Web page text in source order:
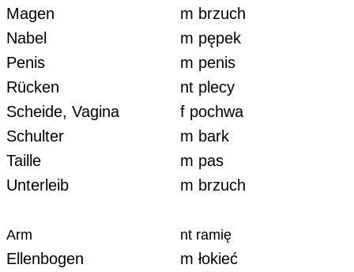
Magen
m brzuch
Nabel
m pępek
Penis
m penis
Rücken
nt plecy
Scheide, Vagina
f pochwa
Schulter
m bark
Taille
m pas
Unterleib
m brzuch
Arm nt ramię
Ellenbogen
m łokieć